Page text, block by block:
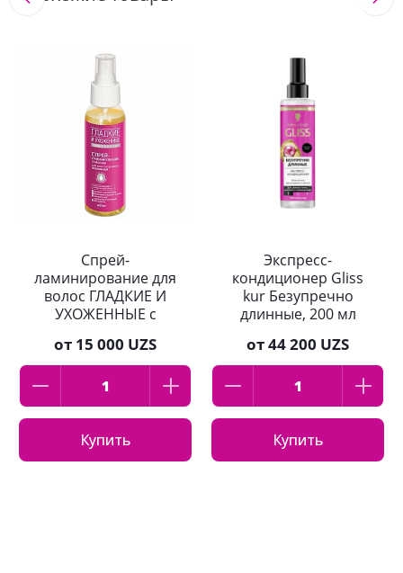
Спрей-
ламинирование для
волос ГЛАДКИЕ И
УХОЖЕННЫЕ с
типов волос Белита
100мл
от 15 000 UZS
Купить
Экспресс-
кондиционер Gliss
kur Безупречно
длинные, 200 мл
от44 200 UZS
Купить